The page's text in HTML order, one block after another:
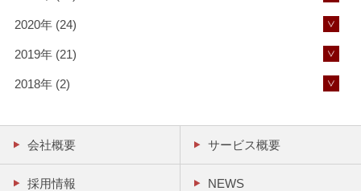
2020年 (24)
2019年 (21)
2018年 (2)
会社概要 サービス概要
採用情報 NEWS